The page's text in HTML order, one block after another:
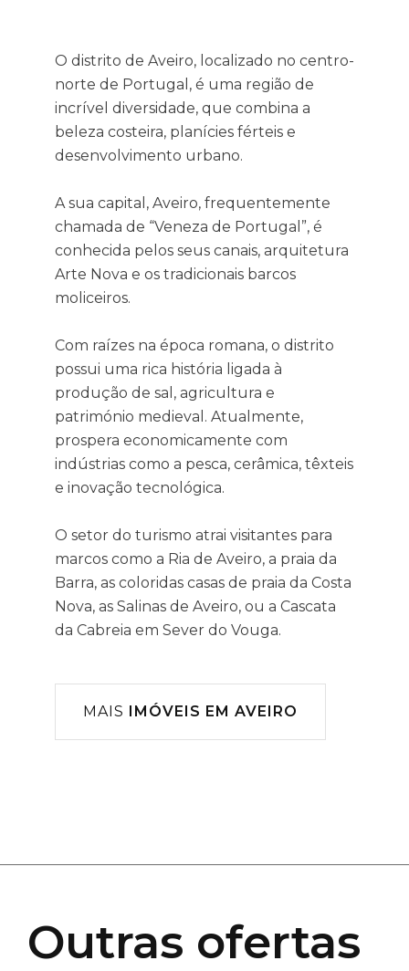
O distrito de Aveiro, localizado no centro-
norte de Portugal, é uma região de
incrível diversidade, que combina a
beleza costeira, planícies férteis e
desenvolvimento urbano.
A sua capital, Aveiro, frequentemente
chamada de “Veneza de Portugal”, é
conhecida pelos seus canais, arquitetura
Arte Nova e os tradicionais barcos
moliceiros.
Com raízes na época romana, o distrito
possui uma rica história ligada à
produção de sal, agricultura e
património medieval. Atualmente,
prospera economicamente com
indústrias como a pesca, cerâmica, têxteis
e inovação tecnológica.
O setor do turismo atrai visitantes para
marcos como a Ria de Aveiro, a praia da
Barra, as coloridas casas de praia da Costa
Nova, as Salinas de Aveiro, ou a Cascata
da Cabreia em Sever do Vouga.
MAIS IMÓVEIS EM AVEIRO
Outras ofertas